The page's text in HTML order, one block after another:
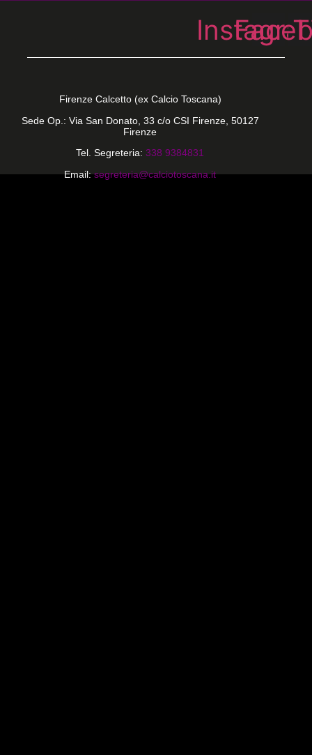
Firenze Calcetto (ex Calcio Toscana)
Sede Op.: Via San Donato, 33 c/o CSI Firenze, 50127
Firenze
Tel. Segreteria: 338 9384831
Email: segreteria@calciotoscana.it